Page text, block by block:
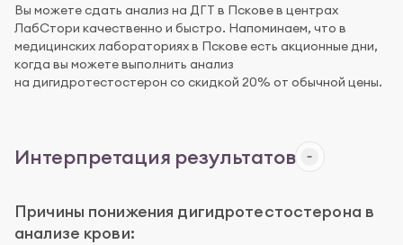
Вы можете сдать анализ на ДГТ в Пскове в центрах
ЛабСтори качественно и быстро. Напоминаем, что в
медицинских лабораториях в Пскове есть акционные дни,
когда вы можете выполнить анализ
на дигидротестостерон со скидкой 20% от обычной цены.
Интерпретация результатов
Причины понижения дигидротестостерона в
анализе крови: